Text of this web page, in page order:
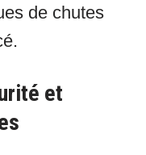
de chutes
et